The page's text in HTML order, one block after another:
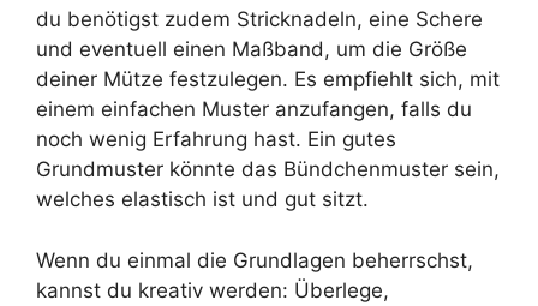
du benötigst zudem Stricknadeln, eine Schere
und eventuell einen Maßband, um die Größe
deiner Mütze festzulegen. Es empfiehlt sich, mit
einem einfachen Muster anzufangen, falls du
noch wenig Erfahrung hast. Ein gutes
Grundmuster könnte das Bündchenmuster sein,
welches elastisch ist und gut sitzt.
Wenn du einmal die Grundlagen beherrschst,
kannst du kreativ werden: Überlege,